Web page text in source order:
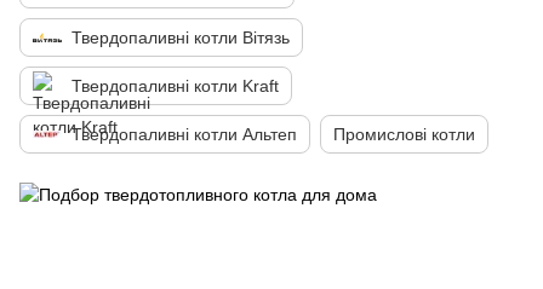
Твердопаливні котли Вітязь
Твердопаливні котли Kraft
Твердопаливні котли Альтеп Промислові котли